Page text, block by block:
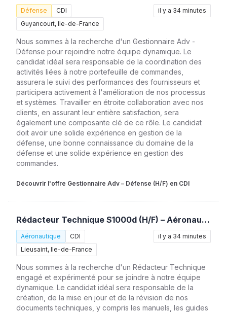
Défense
CDI
Guyancourt, Ile-de-France
il y a 34 minutes
Nous sommes à la recherche d'un Gestionnaire Adv -
Défense pour rejoindre notre équipe dynamique. Le
candidat idéal sera responsable de la coordination des
activités liées à notre portefeuille de commandes,
assurera le suivi des performances des fournisseurs et
participera activement à l'amélioration de nos processus
et systèmes. Travailler en étroite collaboration avec nos
clients, en assurant leur entière satisfaction, sera
également une composante clé de ce rôle. Le candidat
doit avoir une solide expérience en gestion de la
défense, une bonne connaissance du domaine de la
défense et une solide expérience en gestion des
commandes.
Découvrir l'offre Gestionnaire Adv – Défense (H/F) en CDI
Rédacteur Technique S1000d (H/F) – Aéronautique
Aéronautique
CDI
Lieusaint, Ile-de-France
il y a 34 minutes
Nous sommes à la recherche d'un Rédacteur Technique
engagé et expérimenté pour se joindre à notre équipe
dynamique. Le candidat idéal sera responsable de la
création, de la mise en jour et de la révision de nos
documents techniques, y compris les manuels, les guides